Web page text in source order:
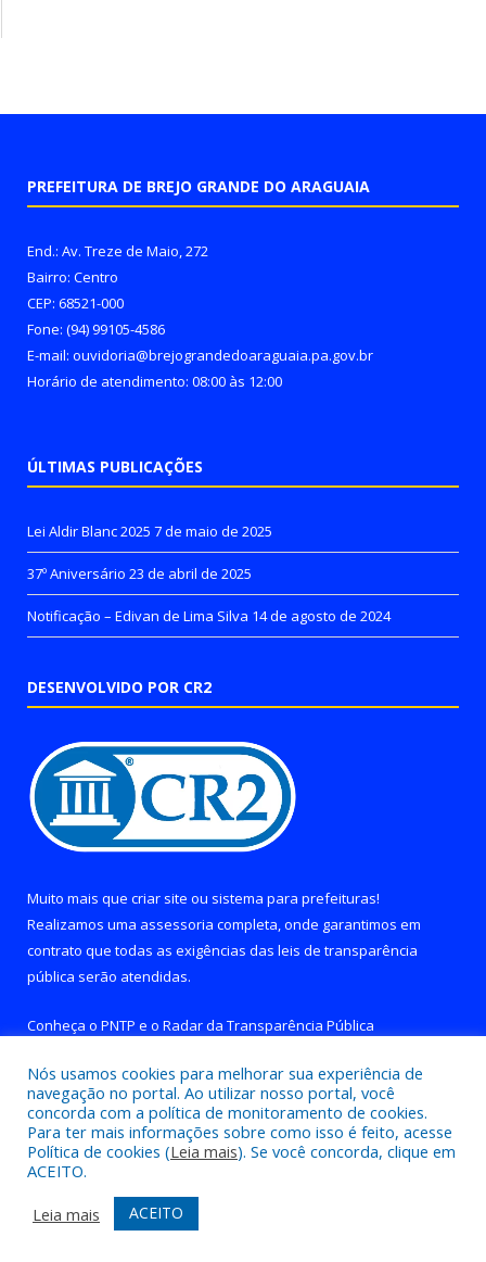
PREFEITURA DE BREJO GRANDE DO ARAGUAIA
End.: Av. Treze de Maio, 272
Bairro: Centro
CEP: 68521-000
Fone: (94) 99105-4586
E-mail: ouvidoria@brejograndedoaraguaia.pa.gov.br
Horário de atendimento: 08:00 às 12:00
ÚLTIMAS PUBLICAÇÕES
Lei Aldir Blanc 2025 7 de maio de 2025
37º Aniversário 23 de abril de 2025
Notificação – Edivan de Lima Silva 14 de agosto de 2024
DESENVOLVIDO POR CR2
Muito mais que criar site ou sistema para prefeituras!
Realizamos uma assessoria completa, onde garantimos em
contrato que todas as exigências das leis de transparência
pública serão atendidas.
Conheça o PNTP e o Radar da Transparência Pública
Todos os direitos reservados a Prefeitura de Brejo Grande do
Araguaia.
Mapa do Site
Acessar Área Administrativa
Acessar Webmail
Nós usamos cookies para melhorar sua experiência de
navegação no portal. Ao utilizar nosso portal, você
concorda com a política de monitoramento de cookies.
Para ter mais informações sobre como isso é feito, acesse
Política de cookies (Leia mais). Se você concorda, clique em
ACEITO.
Leia mais
ACEITO